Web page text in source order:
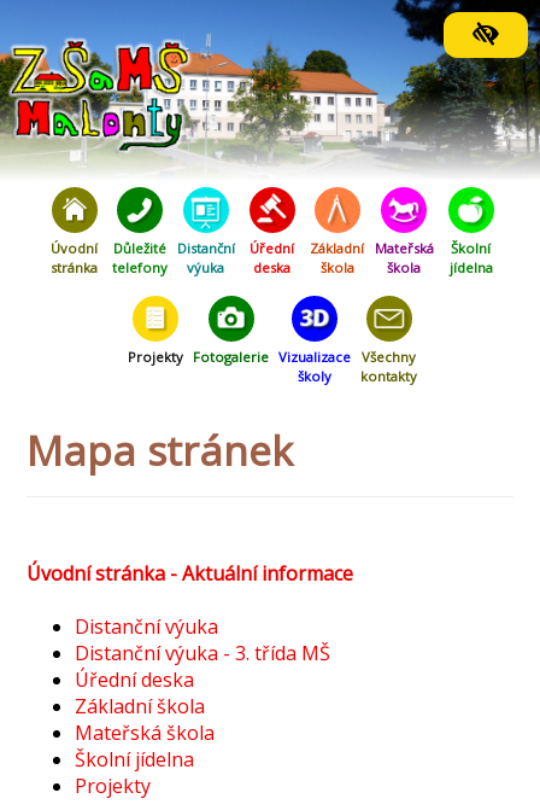
Úvodní
stránka
Důležité
telefony
Distanční
výuka
Úřední
deska
Základní
škola
Mateřská
škola
Školní
jídelna
Projekty Fotogalerie Vizualizace
školy
Všechny
kontakty
Mapa stránek
Úvodní stránka - Aktuální informace
Distanční výuka
Distanční výuka - 3. třída MŠ
Úřední deska
Základní škola
Mateřská škola
Školní jídelna
Projekty